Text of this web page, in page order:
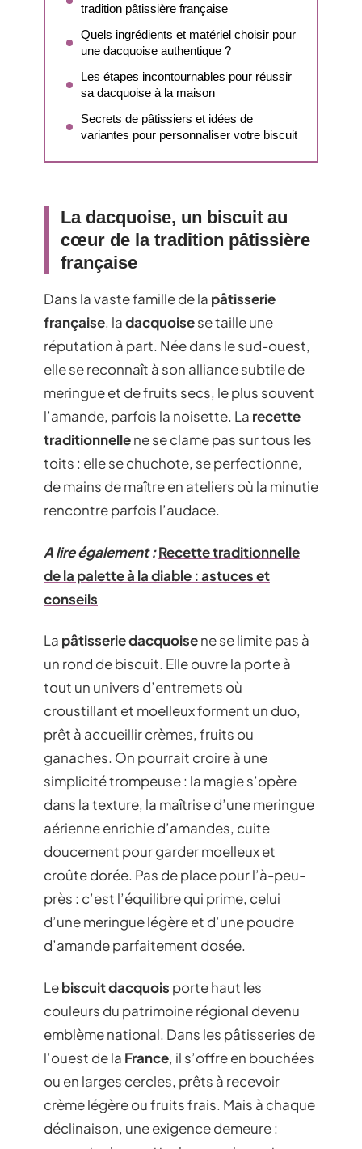
tradition pâtissière française
Quels ingrédients et matériel choisir pour
une dacquoise authentique ?
Les étapes incontournables pour réussir
sa dacquoise à la maison
Secrets de pâtissiers et idées de
variantes pour personnaliser votre biscuit
La dacquoise, un biscuit au
cœur de la tradition pâtissière
française
Dans la vaste famille de la pâtisserie
française, ladacquoisese taille une
réputation à part. Née dans le sud-ouest,
elle se reconnaît à son alliance subtile de
meringue et de fruits secs, le plus souvent
l’amande, parfois la noisette. La recette
traditionnellene se clame pas sur tous les
toits : elle se chuchote, se perfectionne,
de mains de maître en ateliers où la minutie
rencontre parfois l’audace.
A lire également :Recette traditionnelle
de la palette à la diable : astuces et
conseils
La pâtisserie dacquoisene se limite pas à
un rond de biscuit. Elle ouvre la porte à
tout un univers d’entremets où
croustillant et moelleux forment un duo,
prêt à accueillir crèmes, fruits ou
ganaches. On pourrait croire à une
simplicité trompeuse : la magie s’opère
dans la texture, la maîtrise d’une meringue
aérienne enrichie d’amandes, cuite
doucement pour garder moelleux et
croûte dorée. Pas de place pour l’à-peu-
près : c’est l’équilibre qui prime, celui
d’une meringue légère et d’une poudre
d’amande parfaitement dosée.
Lebiscuit dacquois porte haut les
couleurs du patrimoine régional devenu
emblème national. Dans les pâtisseries de
l’ouest de la France, il s’offre en bouchées
ou en larges cercles, prêts à recevoir
crème légère ou fruits frais. Mais à chaque
déclinaison, une exigence demeure :